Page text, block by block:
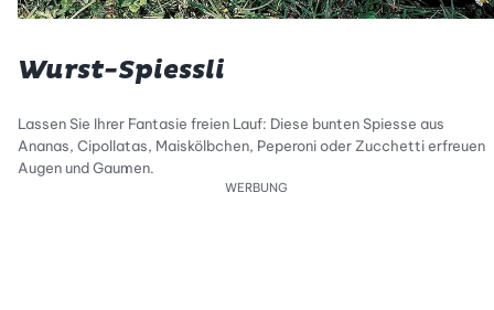
Wurst-Spiessli
Lassen Sie Ihrer Fantasie freien Lauf: Diese bunten Spiesse aus
Ananas, Cipollatas, Maiskölbchen, Peperoni oder Zucchetti erfreuen
Augen und Gaumen.
WERBUNG